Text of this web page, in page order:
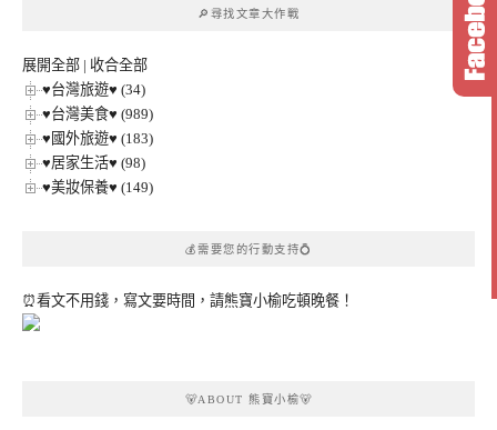
🔎尋找文章大作戰
展開全部 | 收合全部
♥台灣旅遊♥ (34)
♥台灣美食♥ (989)
♥國外旅遊♥ (183)
♥居家生活♥ (98)
♥美妝保養♥ (149)
💰需要您的行動支持💍
⏰看文不用錢，寫文要時間，請熊寶小榆吃頓晚餐！
🐻ABOUT 熊寶小榆🐻